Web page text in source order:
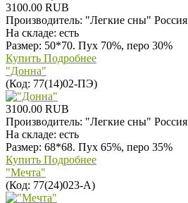
3100.00 RUB
Производитель: "Легкие сны" Россия
На складе: есть
Размер: 50*70. Пух 70%, перо 30%
Купить Подробнее
"Донна"
(Код: 77(14)02-ПЭ)
3100.00 RUB
Производитель: "Легкие сны" Россия
На складе: есть
Размер: 68*68. Пух 65%, перо 35%
Купить Подробнее
"Мечта"
(Код: 77(24)023-А)